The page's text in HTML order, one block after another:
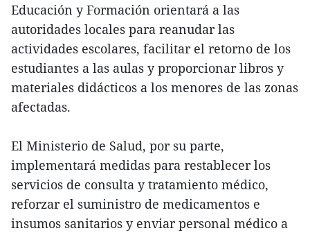
Educación y Formación orientará a las
autoridades locales para reanudar las
actividades escolares, facilitar el retorno de los
estudiantes a las aulas y proporcionar libros y
materiales didácticos a los menores de las zonas
afectadas.
El Ministerio de Salud, por su parte,
implementará medidas para restablecer los
servicios de consulta y tratamiento médico,
reforzar el suministro de medicamentos e
insumos sanitarios y enviar personal médico a